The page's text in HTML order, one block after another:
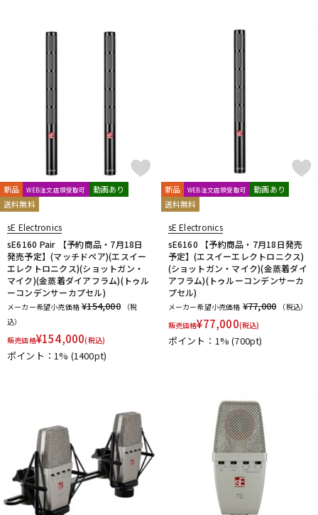
新品 WEB注文店頭受取可
動画あり
送料無料
sE Electronics
sE6160 Pair 【予約商品・7月18日
発売予定】(マッチドペア)(エスイー
エレクトロニクス)(ショットガン・
マイク)(金蒸着ダイアフラム)(トゥル
ーコンデンサーカプセル)
メーカー希望小売価格 ¥154,000
（税
込）
販売価格¥154,000(税込)
ポイント：1% (1400pt)
新品 WEB注文店頭受取可
動画あり
送料無料
sE Electronics
sE6160 【予約商品・7月18日発売
予定】(エスイーエレクトロニクス)
(ショットガン・マイク)(金蒸着ダイ
アフラム)(トゥルーコンデンサーカ
プセル)
メーカー希望小売価格 ¥77,000
（税込）
販売価格¥77,000(税込)
ポイント：1%(700pt)